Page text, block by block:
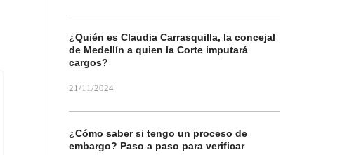
¿Quién es Claudia Carrasquilla, la concejal
de Medellín a quien la Corte imputará
cargos?
21/11/2024
¿Cómo saber si tengo un proceso de
embargo? Paso a paso para verificar